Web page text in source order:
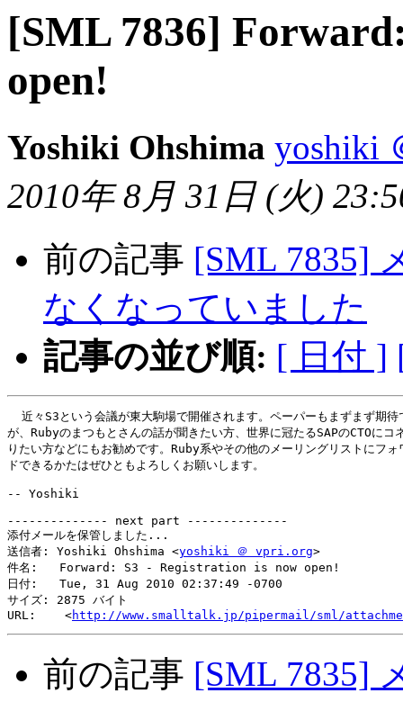
[SML 7836]
open!
Yoshiki Ohshima yoshiki
2010年 8月 31日 (火)
前の記事 [SML 7835]
なくなっていました
記事の並び順: [ 日付 ]
近々S3という会議が東大駒場で開催されます。ペーパーもまずまず期待
が、Rubyのまつもとさんの話が聞きたい方、世界に冠たるSAPのCTOにコ
りたい方などにもお勧めです。Ruby系やその他のメーリングリストにフォ
ドできるかたはぜひともよろしくお願いします。
-- Yoshiki
-------------- next part --------------
添付メールを保管しました...
送信者: Yoshiki Ohshima <yoshiki ＠ vpri.org>
件名:   Forward: S3 - Registration is now open!
日付:   Tue, 31 Aug 2010 02:37:49 -0700
サイズ: 2875 バイト
URL:    <http://www.smalltalk.jp/pipermail/sml/
前の記事 [SML 7835]